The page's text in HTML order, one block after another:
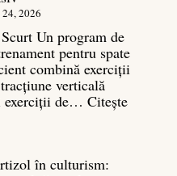
sa
cu
masa
musculară
2026
Un program de
pentru spate
combină exerciții
verticală
exerciții de… Citește
în culturism: